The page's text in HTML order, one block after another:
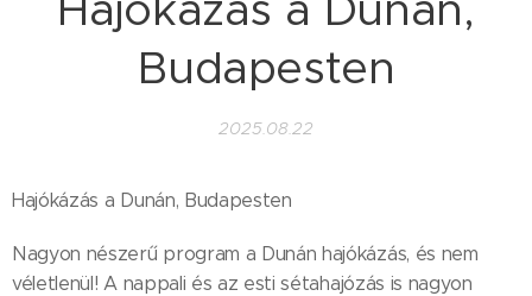
Budapesten
2025.08.22
Hajókázás a Dunán, Budapesten
Nagyon nészerű program a Dunán hajókázás, és nem
véletlenül! A nappali és az esti sétahajózás is nagyon